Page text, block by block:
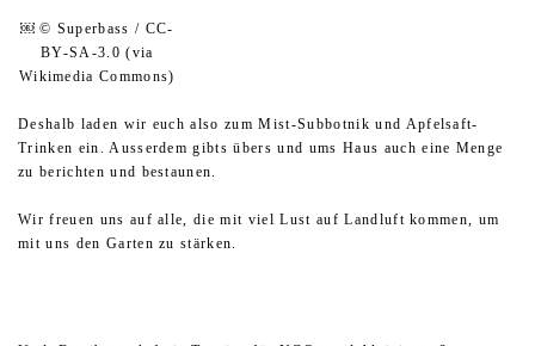
￼ © Superbass / CC-
BY-SA-3.0 (via
Wikimedia Commons)
Deshalb laden wir euch also zum Mist-Subbotnik und Apfelsaft-
Trinken ein. Ausserdem gibts übers und ums Haus auch eine Menge
zu berichten und bestaunen.
Wir freuen uns auf alle, die mit viel Lust auf Landluft kommen, um
mit uns den Garten zu stärken.